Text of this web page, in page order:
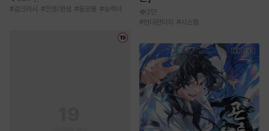
#걸크러시 #전생/환생 #동양풍 #능력녀
2만
#현대판타지 #시스템